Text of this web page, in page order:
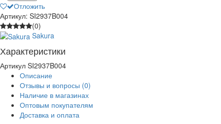
Отложить
Артикул: SI2937B004
(0)
Sakura
Характеристики
Артикул SI2937B004
Описание
Отзывы и вопросы (0)
Наличие в магазинах
Оптовым покупателям
Доставка и оплата